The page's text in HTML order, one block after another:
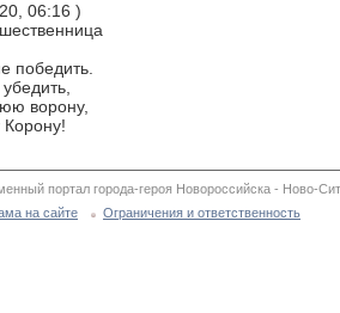
06:16 )
победить.
ворону,
Корону!
портал города-героя Новороссийска - Ново-
на сайте Ограничения и ответственность